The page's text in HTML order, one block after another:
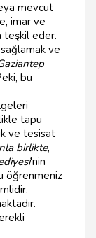
mevcut
imar ve
teşkil eder.
ve
bu
tapu
ve tesisat
birlikte,
'nin
öğrenmeniz